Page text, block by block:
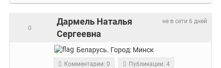
не в сети 6 дней
Дармель Наталья
Сергеевна
0
Беларусь. Город: Минск
Комментарии: 0 Публикации: 4